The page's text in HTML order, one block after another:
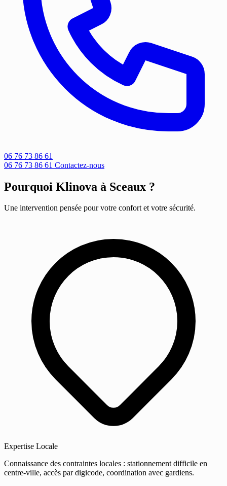
06 76 73 86 61
06 76 73 86 61 Contactez-nous
Pourquoi Klinova à Sceaux ?
Une intervention pensée pour votre confort et votre sécurité.
Expertise Locale
Connaissance des contraintes locales : stationnement difficile en
centre-ville, accès par digicode, coordination avec gardiens.